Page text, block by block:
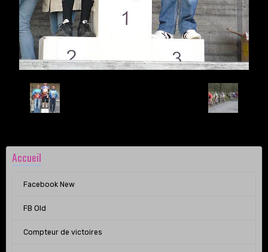
Accueil
Facebook New
FB Old
Compteur de victoires